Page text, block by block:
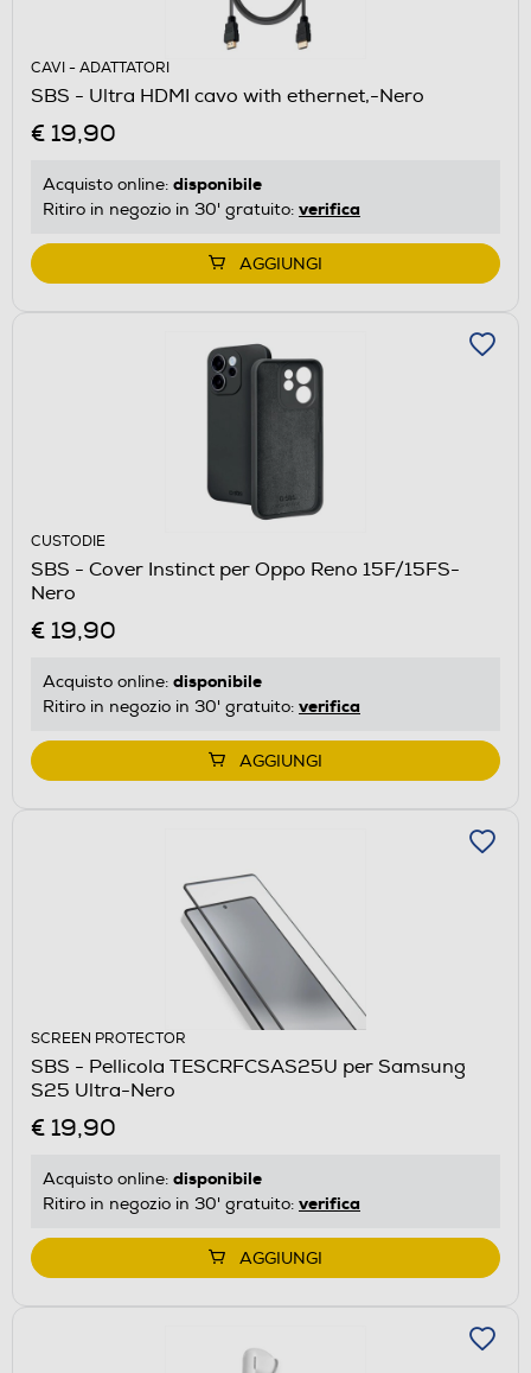
CAVI - ADATTATORI
SBS - Ultra HDMI cavo with ethernet,-Nero
€ 19,90
Acquisto online: disponibile
Ritiro in negozio in 30' gratuito: verifica
AGGIUNGI
CUSTODIE
SBS - Cover Instinct per Oppo Reno 15F/15FS-
Nero
€ 19,90
Acquisto online: disponibile
Ritiro in negozio in 30' gratuito: verifica
AGGIUNGI
SCREEN PROTECTOR
SBS - Pellicola TESCRFCSAS25U per Samsung
S25 Ultra-Nero
€ 19,90
Acquisto online: disponibile
Ritiro in negozio in 30' gratuito: verifica
AGGIUNGI